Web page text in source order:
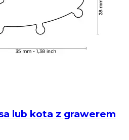
lub kota z grawerem